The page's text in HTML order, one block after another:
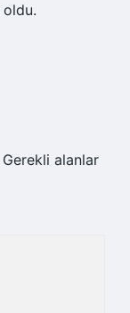
oldu.
Gerekli alanlar